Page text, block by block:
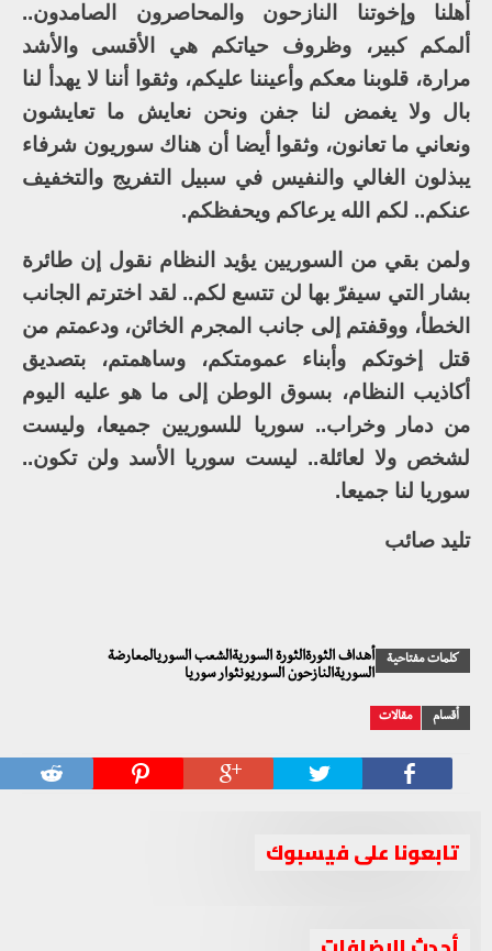
أهلنا وإخوتنا النازحون والمحاصرون الصامدون..
ألمكم كبير، وظروف حياتكم هي الأقسى والأشد
مرارة، قلوبنا معكم وأعيننا عليكم، وثقوا أننا لا يهدأ لنا
بال ولا يغمض لنا جفن ونحن نعايش ما تعايشون
ونعاني ما تعانون، وثقوا أيضا أن هناك سوريون شرفاء
يبذلون الغالي والنفيس في سبيل التفريج والتخفيف
عنكم.. لكم الله يرعاكم ويحفظكم.
ولمن بقي من السوريين يؤيد النظام نقول إن طائرة
بشار التي سيفرّ بها لن تتسع لكم.. لقد اخترتم الجانب
الخطأ، ووقفتم إلى جانب المجرم الخائن، ودعمتم من
قتل إخوتكم وأبناء عمومتكم، وساهمتم، بتصديق
أكاذيب النظام، بسوق الوطن إلى ما هو عليه اليوم
من دمار وخراب.. سوريا للسوريين جميعا، وليست
لشخص ولا لعائلة.. ليست سوريا الأسد ولن تكون..
سوريا لنا جميعا.
تليد صائب
كلمات مفتاحية
أهداف الثورةالثورة السوريةالشعب السوريالمعارضة
السوريةالنازحون السوريونثوار سوريا
أقسام مقالات
تابعونا على فيسبوك